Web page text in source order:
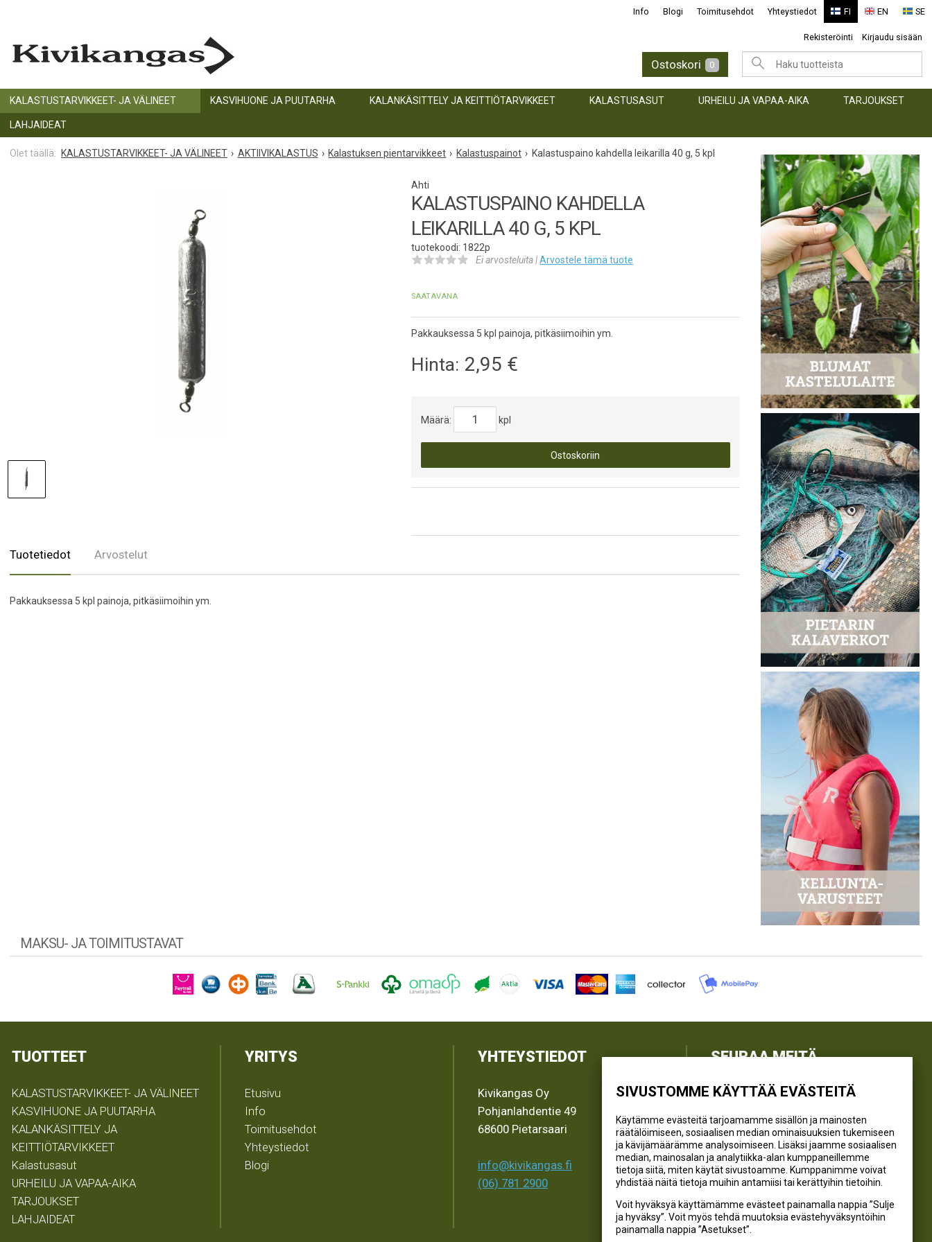
SIVUSTOMME KÄYTTÄÄ EVÄSTEITÄ
Käytämme evästeitä tarjoamamme sisällön ja mainosten
räätälöimiseen, sosiaalisen median ominaisuuksien tukemiseen
ja kävijämäärämme analysoimiseen. Lisäksi jaamme sosiaalisen
median, mainosalan ja analytiikka-alan kumppaneillemme
tietoja siitä, miten käytät sivustoamme. Kumppanimme voivat
yhdistää näitä tietoja muihin antamiisi tai kerättyihin tietoihin.
Voit hyväksyä käyttämämme evästeet painamalla nappia ”Sulje
ja hyväksy”. Voit myös tehdä muutoksia evästehyväksyntöihin
painamalla nappia ”Asetukset”.
FI EN SE
Info Blogi Toimitusehdot Yhteystiedot
Rekisteröinti Kirjaudu sisään
Ostoskori 0
KALASTUSTARVIKKEET- JA VÄLINEET KASVIHUONE JA PUUTARHA KALANKÄSITTELY JA KEITTIÖTARVIKKEET KALASTUSASUT URHEILU JA VAPAA-AIKA TARJOUKSET
LAHJAIDEAT
KALASTUSTARVIKKEET- JA VÄLINEET AKTIIVIKALASTUS Kalastuksen pientarvikkeet Kalastuspainot Kalastuspaino kahdella leikarilla 40 g, 5 kpl
Ahti
KALASTUSPAINO KAHDELLA
LEIKARILLA 40 G, 5 KPL
tuotekoodi: 1822p
Ei arvosteluita |Arvosteletämä tuote
SAATAVANA
Pakkauksessa 5 kpl painoja, pitkäsiimoihin ym.
Hinta: 2,95 €
Määrä: kpl
Ostoskoriin
Tuotetiedot Arvostelut
Pakkauksessa 5 kpl painoja, pitkäsiimoihin ym.
MAKSU- JA TOIMITUSTAVAT
TUOTTEET
KALASTUSTARVIKKEET- JA VÄLINEET
KASVIHUONE JA PUUTARHA
KALANKÄSITTELY JA
KEITTIÖTARVIKKEET
Kalastusasut
URHEILU JA VAPAA-AIKA
TARJOUKSET
LAHJAIDEAT
YRITYS
Etusivu
Info
Toimitusehdot
Yhteystiedot
Blogi
YHTEYSTIEDOT
Kivikangas Oy
Pohjanlahdentie 49
68600 Pietarsaari
info@kivikangas.fi
(06) 781 2900
SEURAA MEITÄ
@kivikangaskalastus
@kivikangas_kalastus
@kivikangaskasvihuoneet
Kivikangas Oy